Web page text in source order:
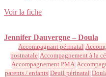
Voir la fiche
Jennifer Dauvergne – Doula
Accompagnant périnatal
postnatale Accompagnement à la
Accompagnement PMA
parents / enfants Deuil périnatal